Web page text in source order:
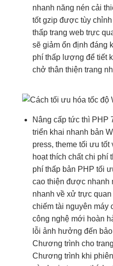
nhanh năng nén cải
tốtgzip được tùy chỉnh
thấptrang web trực
sẽ giảm ổn định đáng
phí thấplượng để tiết
chở thân thiện trang
Nâng cấp tức thìPHP
triển khai nhanh bản
press, theme tối ưu tốt
hoạtthích chấtchi phí
phí thấpbản PHP tối
caothiện được nhanh
nhanh về xử trực quan
chiếm tài nguyên máy
công nghệ mới hoàn
lỗi ảnh hưởng đến
Chương trình cho
Chương trình khi